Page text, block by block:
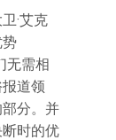
·艾克
无需相
道领
分。并
时的优